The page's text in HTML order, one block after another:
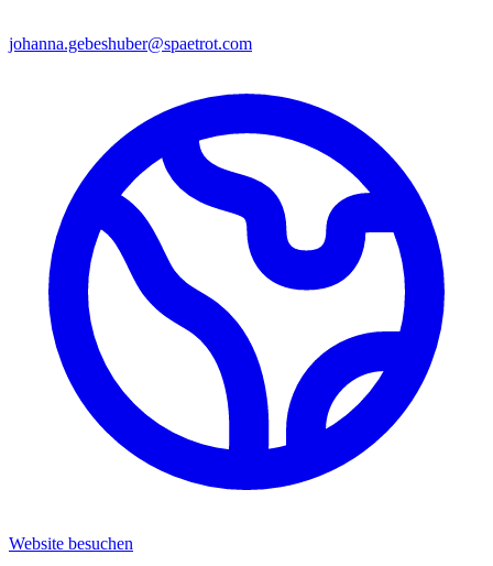
johanna.gebeshuber@spaetrot.com
Website besuchen